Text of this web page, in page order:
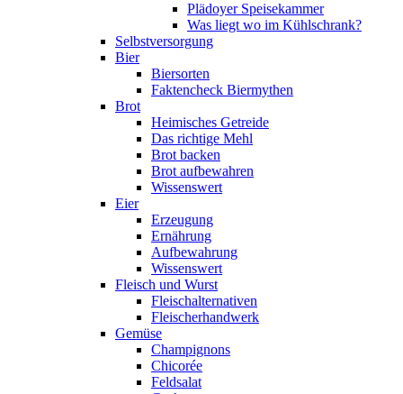
Plädoyer Speisekammer
Was liegt wo im Kühlschrank?
Selbstversorgung
Bier
Biersorten
Faktencheck Biermythen
Brot
Heimisches Getreide
Das richtige Mehl
Brot backen
Brot aufbewahren
Wissenswert
Eier
Erzeugung
Ernährung
Aufbewahrung
Wissenswert
Fleisch und Wurst
Fleischalternativen
Fleischerhandwerk
Gemüse
Champignons
Chicorée
Feldsalat